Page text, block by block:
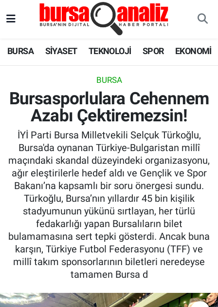
BURSA SİYASET TEKNOLOJİ SPOR EKONOMİ
BURSA
Bursasporlulara Cehennem
Azabı Çektiremezsin!
İYİ Parti Bursa Milletvekili Selçuk Türkoğlu,
Bursa'da oynanan Türkiye-Bulgaristan millî
maçındaki skandal düzeyindeki organizasyonu,
ağır eleştirilerle hedef aldı ve Gençlik ve Spor
Bakanı’na kapsamlı bir soru önergesi sundu.
Türkoğlu, Bursa’nın yıllardır 45 bin kişilik
stadyumunun yükünü sırtlayan, her türlü
fedakarlığı yapan Bursalıların bilet
bulamamasına sert tepki gösterdi. Ancak buna
karşın, Türkiye Futbol Federasyonu (TFF) ve
millî takım sponsorlarının biletleri neredeyse
tamamen Bursa d
SPOR
EKONOMİ
SAĞLIK
ASTROLOJİ
BLOG
Süper Lig Puan Durumu ve Fikstür
Tüm Manşetler
Son Dakika Haberleri
Haber Arşivi